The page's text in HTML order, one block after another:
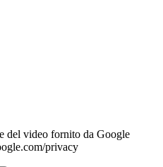
del video fornito da Google
privacy